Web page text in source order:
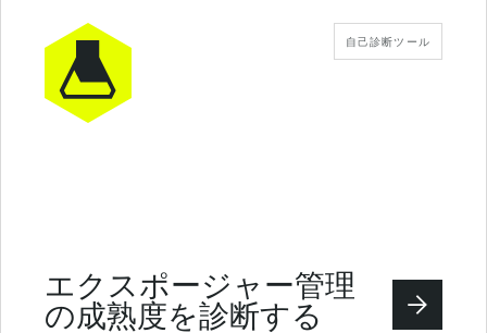
自己診断ツール
エクスポージャー管理
の成熟度を診断する